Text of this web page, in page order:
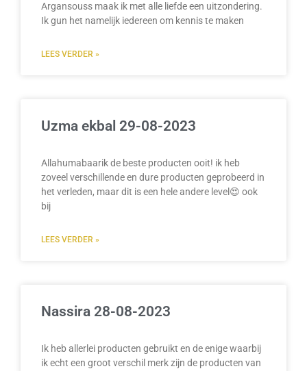
Argansouss maak ik met alle liefde een uitzondering.
Ik gun het namelijk iedereen om kennis te maken
LEES VERDER »
Uzma ekbal 29-08-2023
Allahumabaarik de beste producten ooit! ik heb
zoveel verschillende en dure producten geprobeerd in
het verleden, maar dit is een hele andere level😍 ook
bij
LEES VERDER »
Nassira 28-08-2023
Ik heb allerlei producten gebruikt en de enige waarbij
ik echt een groot verschil merk zijn de producten van